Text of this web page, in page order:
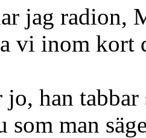
jag radion,
vi inom kort
han
som man